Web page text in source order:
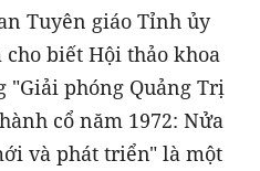
Tuyên giáo Tỉnh ủy
biết Hội thảo khoa
"Giải phóng Quảng Trị
cổ năm 1972: Nửa
và phát triển" là một